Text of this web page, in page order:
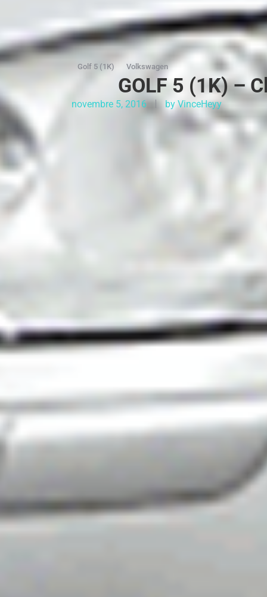
Golf 5 (1K) Volkswagen
GOLF 5 (1K) –
novembre 5, 2016 by VinceHeyy